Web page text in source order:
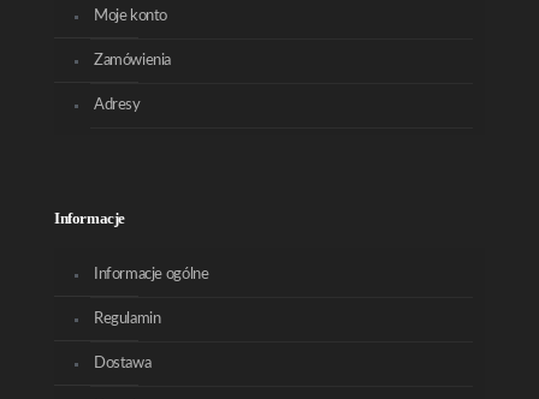
Moje konto
Zamówienia
Adresy
Informacje
Informacje ogólne
Regulamin
Dostawa